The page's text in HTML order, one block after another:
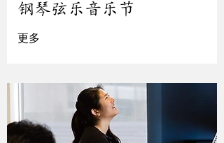
钢琴弦乐音乐节
更多